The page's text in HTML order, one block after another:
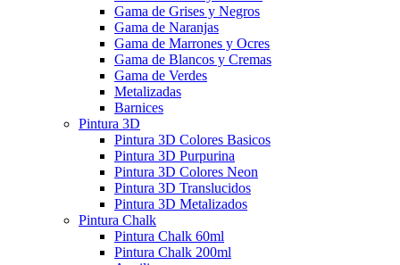
Gama de Grises y Negros
Gama de Naranjas
Gama de Marrones y Ocres
Gama de Blancos y Cremas
Gama de Verdes
Metalizadas
Barnices
Pintura 3D
Pintura 3D Colores Basicos
Pintura 3D Purpurina
Pintura 3D Colores Neon
Pintura 3D Translucidos
Pintura 3D Metalizados
Pintura Chalk
Pintura Chalk 60ml
Pintura Chalk 200ml